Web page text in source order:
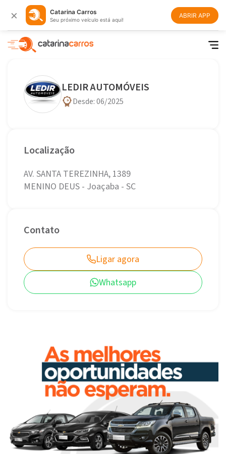
× Catarina Carros
Seu próximo veículo está aqui!
ABRIR APP
LEDIR AUTOMÓVEIS
Desde: 06/2025
Localização
AV. SANTA TEREZINHA, 1389
MENINO DEUS - Joaçaba - SC
Contato
Ligar agora
Whatsapp